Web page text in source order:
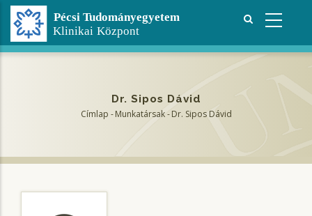
Ugrás
tartalomra
Dr. Sipos Dávid
Címlap - Munkatársak - Dr. Sipos Dávid